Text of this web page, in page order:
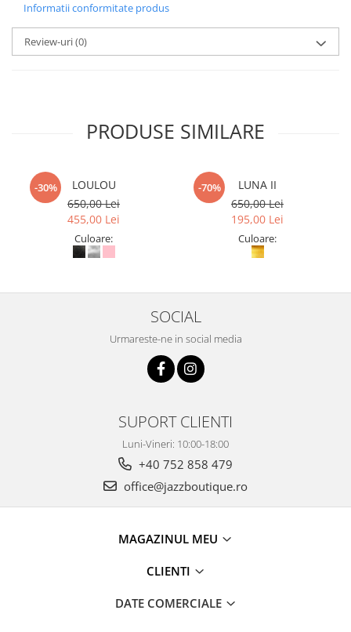
Informatii conformitate produs
Review-uri(0)
PRODUSE SIMILARE
-30%
LOULOU
650,00 Lei
455,00 Lei
Culoare:
-70%
LUNA II
650,00 Lei
195,00 Lei
Culoare:
SOCIAL
Urmareste-ne in social media
SUPORT CLIENTI
Luni-Vineri: 10:00-18:00
+40 752 858 479
office@jazzboutique.ro
MAGAZINUL MEU
CLIENTI
DATE COMERCIALE